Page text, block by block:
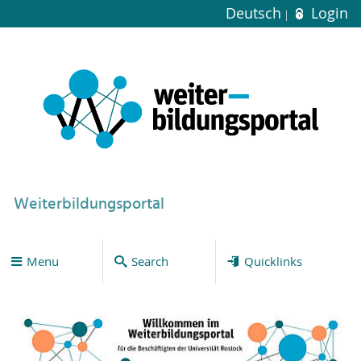
Deutsch Login
Weiterbildungsportal
Menu Search Quicklinks